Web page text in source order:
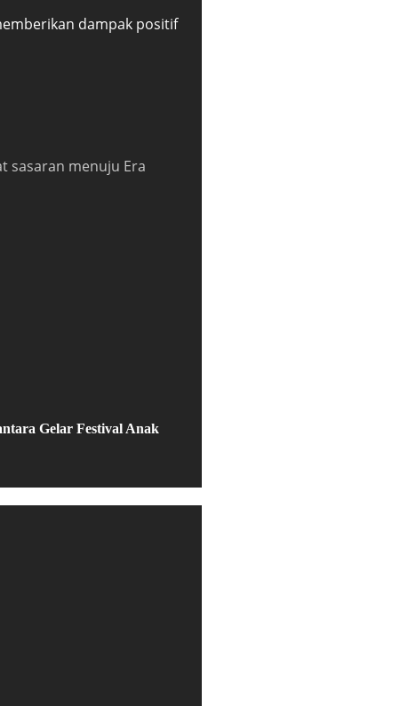
dampak positif
sasaran menuju Era
Gelar Festival Anak